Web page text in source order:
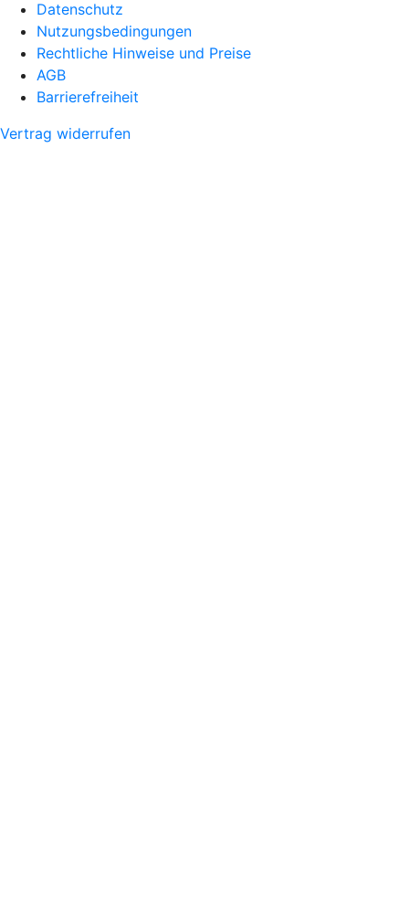
Datenschutz
Nutzungsbedingungen
Rechtliche Hinweise und Preise
AGB
Barrierefreiheit
Vertrag widerrufen